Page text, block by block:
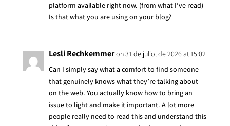
platform available right now. (from what I’ve read)
Is that what you are using on your blog?
Lesli Rechkemmeron 31 de juliol de 2026 at 15:02
Can I simply say what a comfort to find someone
that genuinely knows what they’re talking about
on the web. You actually know how to bring an
issue to light and make it important. A lot more
people really need to read this and understand this